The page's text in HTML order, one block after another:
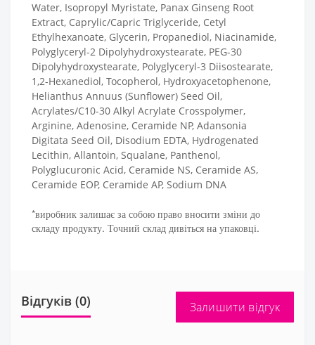
Water, Isopropyl Myristate, Panax Ginseng Root
Extract, Caprylic/Capric Triglyceride, Cetyl
Ethylhexanoate, Glycerin, Propanediol, Niacinamide,
Polyglyceryl-2 Dipolyhydroxystearate, PEG-30
Dipolyhydroxystearate, Polyglyceryl-3 Diisostearate,
1,2-Hexanediol, Tocopherol, Hydroxyacetophenone,
Helianthus Annuus (Sunflower) Seed Oil,
Acrylates/C10-30 Alkyl Acrylate Crosspolymer,
Arginine, Adenosine, Ceramide NP, Adansonia
Digitata Seed Oil, Disodium EDTA, Hydrogenated
Lecithin, Allantoin, Squalane, Panthenol,
Polyglucuronic Acid, Ceramide NS, Ceramide AS,
Ceramide EOP, Ceramide AP, Sodium DNA
*виробник залишає за собою право вносити зміни до
складу продукту. Точний склад дивіться на упаковці.
Відгуків (0) Залишити відгук